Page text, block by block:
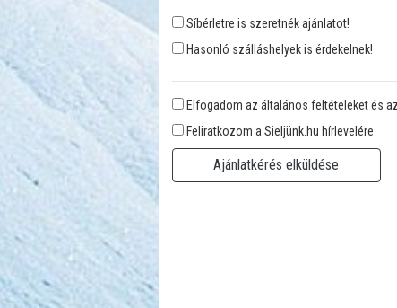
Síbérletre is szeretnék ajánlatot!
Hasonló szálláshelyek is érdekelnek!
Elfogadom az általános feltételeket és
Feliratkozom a Sieljünk.hu hírlevelére
Ajánlatkérés elküldése